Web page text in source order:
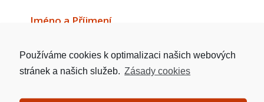
Jméno a Příjmení
Telefon
Používáme cookies k optimalizaci našich webových
stránek a našich služeb. Zásady cookies